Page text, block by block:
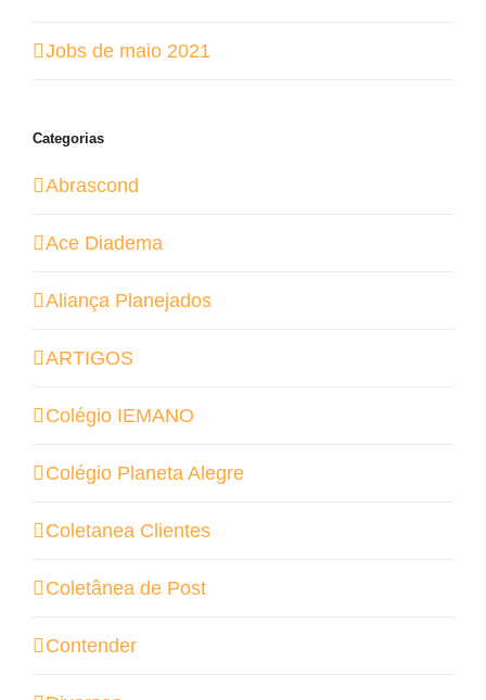
Jobs de maio 2021
Categorias
Abrascond
Ace Diadema
Aliança Planejados
ARTIGOS
Colégio IEMANO
Colégio Planeta Alegre
Coletanea Clientes
Coletânea de Post
Contender